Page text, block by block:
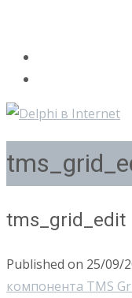
tms_grid_edit
Published on 25/09/
компонента TMS